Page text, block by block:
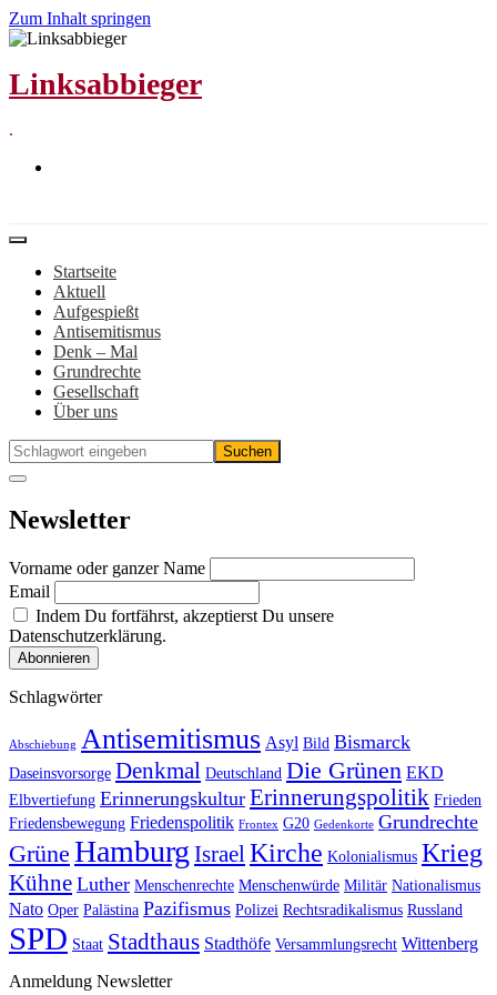
Zum Inhalt springen
Linksabbieger
.
Startseite
Aktuell
Aufgespießt
Antisemitismus
Denk – Mal
Grundrechte
Gesellschaft
Über uns
Newsletter
Vorname oder ganzer Name
Email
Indem Du fortfährst, akzeptierst Du unsere
Datenschutzerklärung.
Schlagwörter
Abschiebung Antisemitismus Asyl Bild Bismarck
Daseinsvorsorge Denkmal Deutschland Die Grünen EKD
Elbvertiefung Erinnerungskultur Erinnerungspolitik Frieden
Friedensbewegung Friedenspolitik Frontex G20 Gedenkorte Grundrechte
Grüne Hamburg IsraelKirche Kolonialismus Krieg
Kühne Luther Menschenrechte Menschenwürde Militär Nationalismus
Nato Oper Palästina Pazifismus Polizei Rechtsradikalismus Russland
SPD Staat Stadthaus Stadthöfe Versammlungsrecht Wittenberg
Anmeldung Newsletter